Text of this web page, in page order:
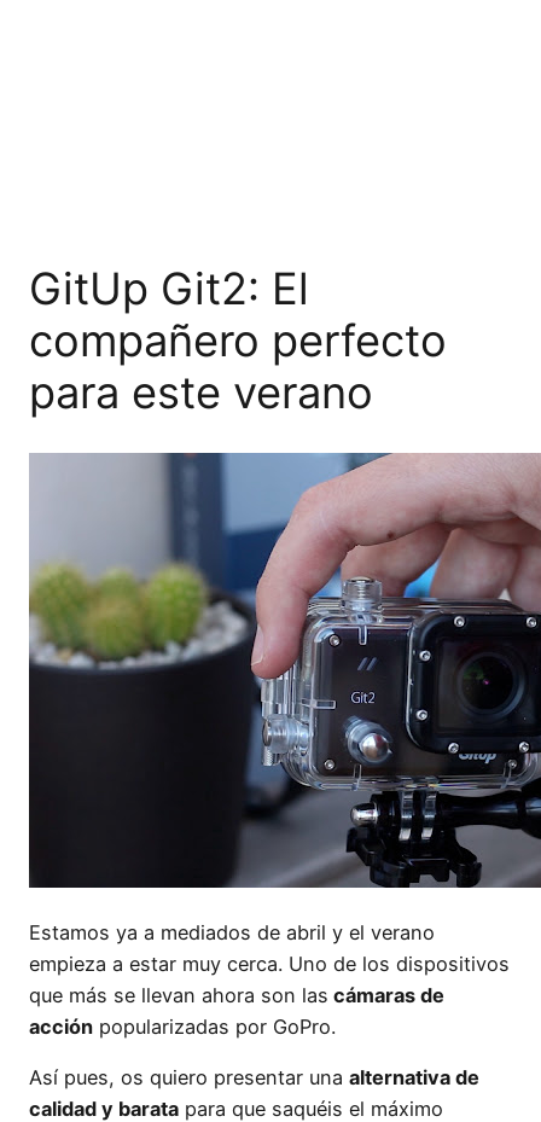
GitUp Git2: El
compañero perfecto
para este verano
Estamos ya a mediados de abril y el verano
empieza a estar muy cerca. Uno de los dispositivos
que más se llevan ahora son las cámaras de
acción popularizadas por GoPro.
Así pues, os quiero presentar una alternativa de
calidad y barata para que saquéis el máximo